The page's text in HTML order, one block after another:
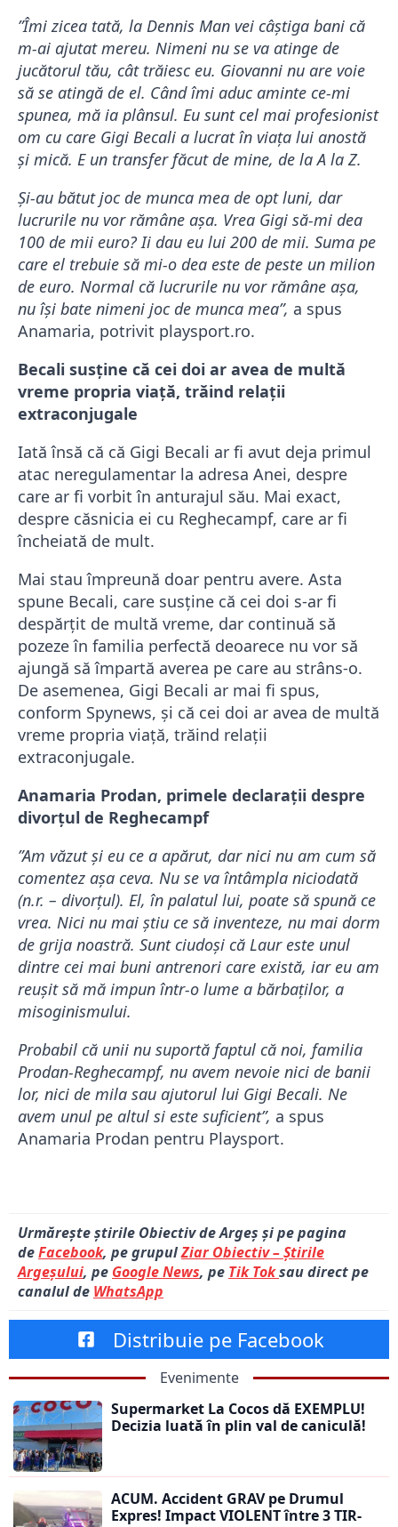
”Îmi zicea tată, la Dennis Man vei câștiga bani că
m-ai ajutat mereu. Nimeni nu se va atinge de
jucătorul tău, cât trăiesc eu. Giovanni nu are voie
să se atingă de el. Când îmi aduc aminte ce-mi
spunea, mă ia plânsul. Eu sunt cel mai profesionist
om cu care Gigi Becali a lucrat în viața lui anostă
și mică. E un transfer făcut de mine, de la A la Z.
Și-au bătut joc de munca mea de opt luni, dar
lucrurile nu vor rămâne așa. Vrea Gigi să-mi dea
100 de mii euro? Ii dau eu lui 200 de mii. Suma pe
care el trebuie să mi-o dea este de peste un milion
de euro. Normal că lucrurile nu vor rămâne așa,
nu își bate nimeni joc de munca mea”, a spus
Anamaria, potrivit playsport.ro.
Becali susține că cei doi ar avea de multă
vreme propria viață, trăind relații
extraconjugale
Iată însă că că Gigi Becali ar fi avut deja primul
atac neregulamentar la adresa Anei, despre
care ar fi vorbit în anturajul său. Mai exact,
despre căsnicia ei cu Reghecampf, care ar fi
încheiată de mult.
Mai stau împreună doar pentru avere. Asta
spune Becali, care susține că cei doi s-ar fi
despărțit de multă vreme, dar continuă să
pozeze în familia perfectă deoarece nu vor să
ajungă să împartă averea pe care au strâns-o.
De asemenea, Gigi Becali ar mai fi spus,
conform Spynews, și că cei doi ar avea de multă
vreme propria viață, trăind relații
extraconjugale.
Anamaria Prodan, primele declarații despre
divorțul de Reghecampf
”Am văzut și eu ce a apărut, dar nici nu am cum să
comentez așa ceva. Nu se va întâmpla niciodată
(n.r. – divorțul). El, în palatul lui, poate să spună ce
vrea. Nici nu mai știu ce să inventeze, nu mai dorm
de grija noastră. Sunt ciudoși că Laur este unul
dintre cei mai buni antrenori care există, iar eu am
reușit să mă impun într-o lume a bărbaților, a
misoginismului.
Probabil că unii nu suportă faptul că noi, familia
Prodan-Reghecampf, nu avem nevoie nici de banii
lor, nici de mila sau ajutorul lui Gigi Becali. Ne
avem unul pe altul si este suficient”, a spus
Anamaria Prodan pentru Playsport.
Urmărește știrile Obiectiv de Argeș și pe pagina
deFacebook, pe grupulZiar Obiectiv – Știrile
Argeșului, pe Google News, pe Tik Toksau direct pe
canalul de WhatsApp
Distribuie pe Facebook
Evenimente
Supermarket La Cocos dă EXEMPLU!
Decizia luată în plin val de caniculă!
ACUM. Accident GRAV pe Drumul
Expres! Impact VIOLENT între 3 TIR-